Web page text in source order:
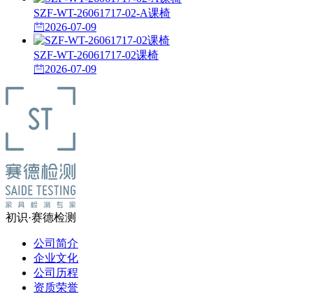
SZF-WT-26061717-02-A课椅
2026-07-09
SZF-WT-26061717-02课椅
2026-07-09
初识·赛德检测
公司简介
企业文化
公司历程
资质荣誉